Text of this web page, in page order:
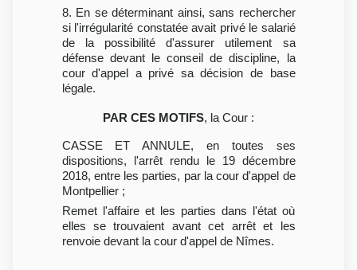
8. En se déterminant ainsi, sans rechercher
si l'irrégularité constatée avait privé le salarié
de la possibilité d'assurer utilement sa
défense devant le conseil de discipline, la
cour d'appel a privé sa décision de base
légale.
PAR CES MOTIFS, la Cour :
CASSE ET ANNULE, en toutes ses
dispositions, l'arrêt rendu le 19 décembre
2018, entre les parties, par la cour d'appel de
Montpellier ;
Remet l'affaire et les parties dans l'état où
elles se trouvaient avant cet arrêt et les
renvoie devant la cour d'appel de Nîmes.